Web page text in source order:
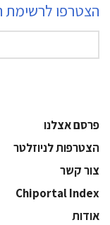
הצטרפו לרשימת
פרסם אצלנו
הצטרפות לניוזלטר
צור קשר
Chiportal Index
אודות